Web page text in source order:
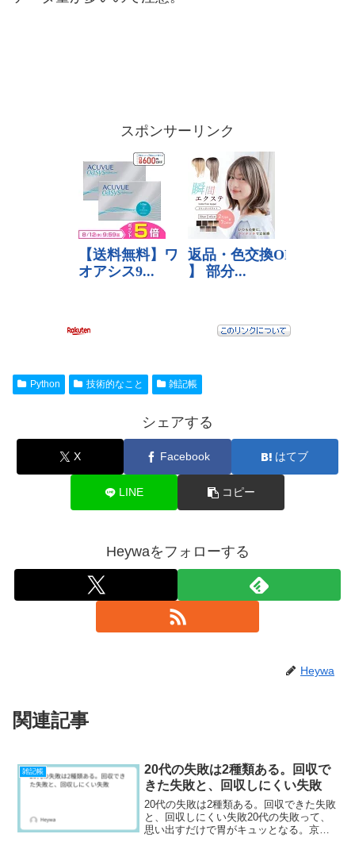
スポンサーリンク
Python 技術的なこと 雑記帳
シェアする
X Facebook はてブ
LINE コピー
Heywaをフォローする
Heywa
関連記事
雑記帳
20代の失敗は2種類ある。回収で
きた失敗と、回収しにくい失敗
20代の失敗は2種類ある。回収できた失敗
と、回収しにくい失敗20代の失敗って、
思い出すだけで胃がキュッとなる。京都